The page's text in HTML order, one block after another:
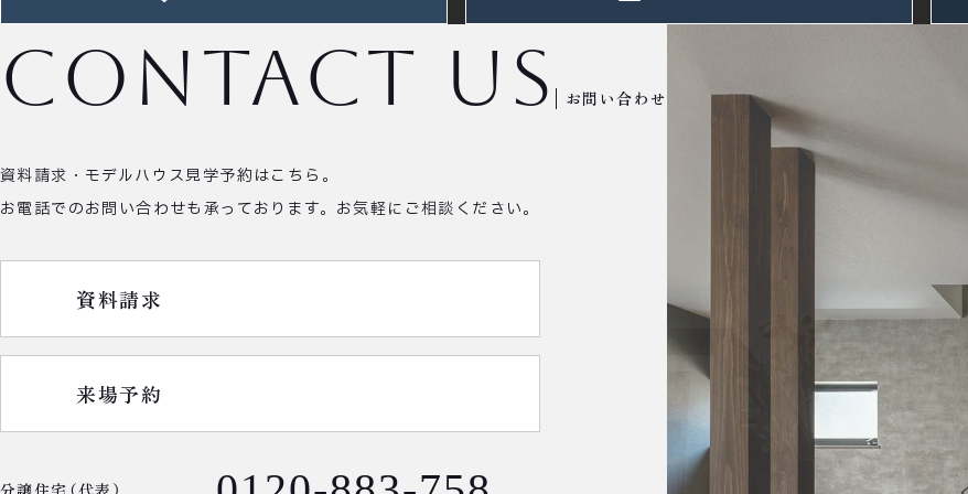
お問い合わせ
contact us
資料請求・モデルハウス見学予約はこちら。
お電話でのお問い合わせも承っております。 お気軽にご相談ください。
資料請求
来場予約
分譲住宅（代表）